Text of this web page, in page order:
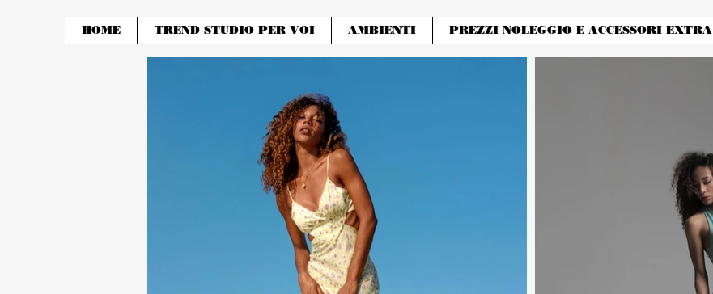
HOME TREND STUDIO PER VOI AMBIENTI PREZZI NOLEGGIO E ACCESSORI EXTRA